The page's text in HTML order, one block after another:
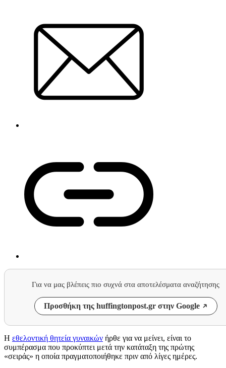
Για να μας βλέπεις πιο συχνά στα αποτελέσματα αναζήτησης
Προσθήκη της huffingtonpost.gr στην Google
Η εθελοντική θητεία γυναικών ήρθε για να μείνει, είναι το
συμπέρασμα που προκύπτει μετά την κατάταξη της πρώτης
«σειράς» η οποία πραγματοποιήθηκε πριν από λίγες ημέρες.